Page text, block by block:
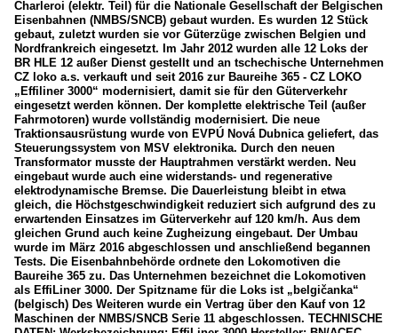
Charleroi (elektr. Teil) für die Nationale Gesellschaft der Belgischen
Eisenbahnen (NMBS/SNCB) gebaut wurden. Es wurden 12 Stück
gebaut, zuletzt wurden sie vor Güterzüge zwischen Belgien und
Nordfrankreich eingesetzt. Im Jahr 2012 wurden alle 12 Loks der
BR HLE 12 außer Dienst gestellt und an tschechische Unternehmen
CZ loko a.s. verkauft und seit 2016 zur Baureihe 365 - CZ LOKO
„Effiliner 3000“ modernisiert, damit sie für den Güterverkehr
eingesetzt werden können. Der komplette elektrische Teil (außer
Fahrmotoren) wurde vollständig modernisiert. Die neue
Traktionsausrüstung wurde von EVPÚ Nová Dubnica geliefert, das
Steuerungssystem von MSV elektronika. Durch den neuen
Transformator musste der Hauptrahmen verstärkt werden. Neu
eingebaut wurde auch eine widerstands- und regenerative
elektrodynamische Bremse. Die Dauerleistung bleibt in etwa
gleich, die Höchstgeschwindigkeit reduziert sich aufgrund des zu
erwartenden Einsatzes im Güterverkehr auf 120 km/h. Aus dem
gleichen Grund auch keine Zugheizung eingebaut. Der Umbau
wurde im März 2016 abgeschlossen und anschließend begannen
Tests. Die Eisenbahnbehörde ordnete den Lokomotiven die
Baureihe 365 zu. Das Unternehmen bezeichnet die Lokomotiven
als EffiLiner 3000. Der Spitzname für die Loks ist „belgičanka“
(belgisch) Des Weiteren wurde ein Vertrag über den Kauf von 12
Maschinen der NMBS/SNCB Serie 11 abgeschlossen. TECHNISCHE